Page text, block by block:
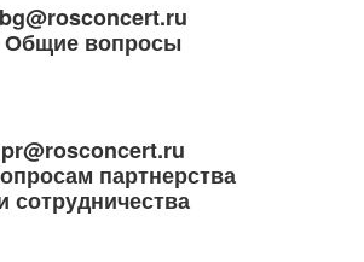
bg@rosconcert.ru
Общие вопросы
pr@rosconcert.ru
партнерства
сотрудничества